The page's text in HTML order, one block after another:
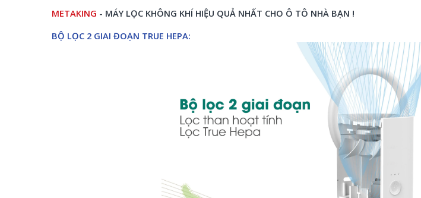
METAKING - MÁY LỌC KHÔNG KHÍ HIỆU QUẢ NHẤT CHO Ô TÔ NHÀ BẠN !
BỘ LỌC 2 GIAI ĐOẠN TRUE HEPA: